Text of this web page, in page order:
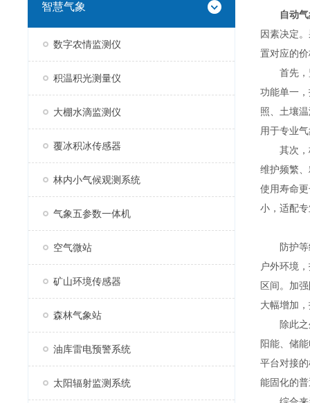
智慧气象
数字农情监测仪
积温积光测量仪
大棚水滴监测仪
覆冰积冰传感器
林内小气候观测系统
气象五参数一体机
空气微站
矿山环境传感器
森林气象站
油库雷电预警系统
太阳辐射监测系统
自动
因素决定
置对应的
首先，监
功能单一
照、土壤
用于专业
其次，核
维护频繁
使用寿命
小，适配
防护等级
户外环境
区间。加
大幅增加
除此之
阳能、储
平台对接
能固化的